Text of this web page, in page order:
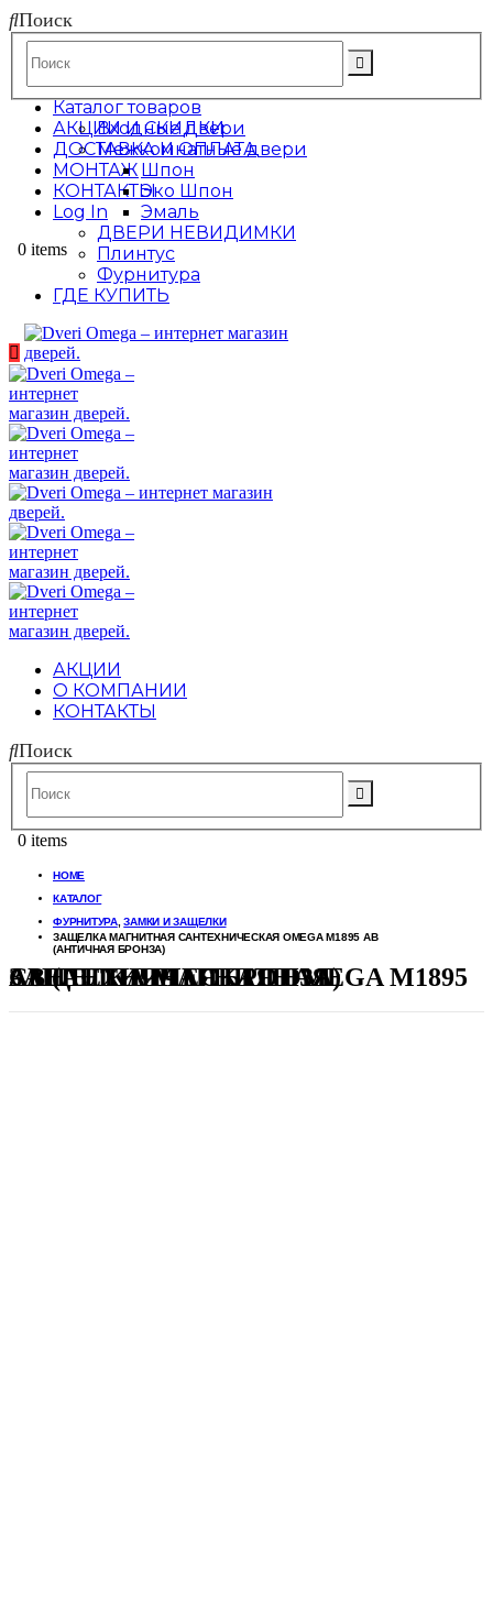
Поиск
АКЦИИ И СКИДКИ
ДОСТАВКА И ОПЛАТА
МОНТАЖ
КОНТАКТЫ
Log In
0 items
Каталог товаров
Входные двери
Межкомнатные двери
Шпон
Эко Шпон
Эмаль
ДВЕРИ НЕВИДИМКИ
Плинтус
Фурнитура
ГДЕ КУПИТЬ
АКЦИИ
О КОМПАНИИ
КОНТАКТЫ
Поиск
0 items
HOME
КАТАЛОГ
ФУРНИТУРА,ЗАМКИ И ЗАЩЕЛКИ
ЗАЩЕЛКА МАГНИТНАЯ САНТЕХНИЧЕСКАЯ OMEGA M1895 AB
(АНТИЧНАЯ БРОНЗА)
ЗАЩЕЛКА МАГНИТНАЯ САНТЕХНИЧЕСКАЯ OMEGA M1895 AB (АНТИЧНАЯ БРОНЗА)